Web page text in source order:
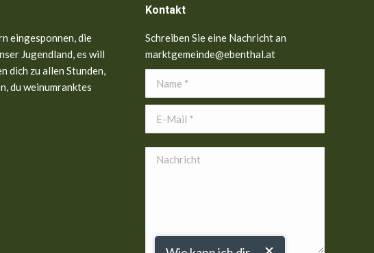
eingesponnen, die
Jugendland, es will
dich zu allen Stunden,
du weinumranktes
Kontakt
Schreiben Sie eine Nachricht an
marktgemeinde@ebenthal.at
Name *
E-Mail *
Nachricht